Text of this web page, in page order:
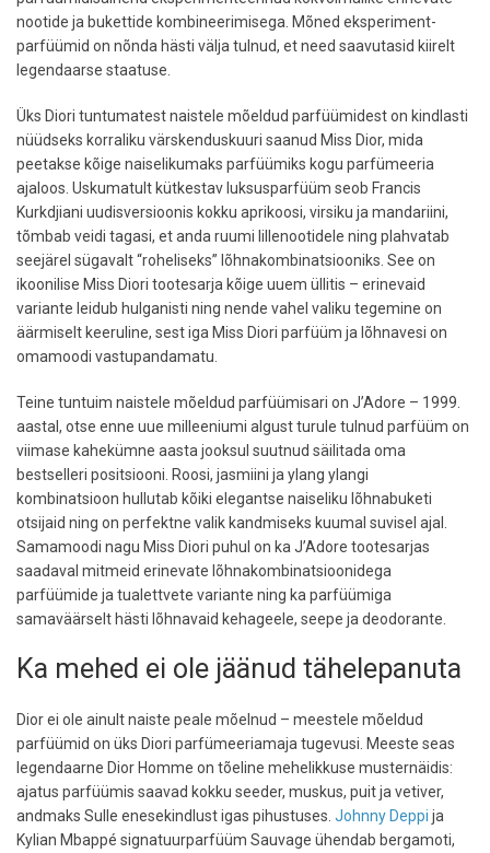
nootide ja bukettide kombineerimisega. Mõned eksperiment-
parfüümid on nõnda hästi välja tulnud, et need saavutasid kiirelt
legendaarse staatuse.
Üks Diori tuntumatest naistele mõeldud parfüümidest on kindlasti
nüüdseks korraliku värskenduskuuri saanud Miss Dior, mida
peetakse kõige naiselikumaks parfüümiks kogu parfümeeria
ajaloos. Uskumatult kütkestav luksusparfüüm seob Francis
Kurkdjiani uudisversioonis kokku aprikoosi, virsiku ja mandariini,
tõmbab veidi tagasi, et anda ruumi lillenootidele ning plahvatab
seejärel sügavalt “roheliseks” lõhnakombinatsiooniks. See on
ikoonilise Miss Diori tootesarja kõige uuem üllitis – erinevaid
variante leidub hulganisti ning nende vahel valiku tegemine on
äärmiselt keeruline, sest iga Miss Diori parfüüm ja lõhnavesi on
omamoodi vastupandamatu.
Teine tuntuim naistele mõeldud parfüümisari on J’Adore – 1999.
aastal, otse enne uue milleeniumi algust turule tulnud parfüüm on
viimase kahekümne aasta jooksul suutnud säilitada oma
bestselleri positsiooni. Roosi, jasmiini ja ylang ylangi
kombinatsioon hullutab kõiki elegantse naiseliku lõhnabuketi
otsijaid ning on perfektne valik kandmiseks kuumal suvisel ajal.
Samamoodi nagu Miss Diori puhul on ka J’Adore tootesarjas
saadaval mitmeid erinevate lõhnakombinatsioonidega
parfüümide ja tualettvete variante ning ka parfüümiga
samaväärselt hästi lõhnavaid kehageele, seepe ja deodorante.
Ka mehed ei ole jäänud tähelepanuta
Dior ei ole ainult naiste peale mõelnud – meestele mõeldud
parfüümid on üks Diori parfümeeriamaja tugevusi. Meeste seas
legendaarne Dior Homme on tõeline mehelikkuse musternäidis:
ajatus parfüümis saavad kokku seeder, muskus, puit ja vetiver,
andmaks Sulle enesekindlust igas pihustuses. Johnny Deppi ja
Kylian Mbappé signatuurparfüüm Sauvage ühendab bergamoti,